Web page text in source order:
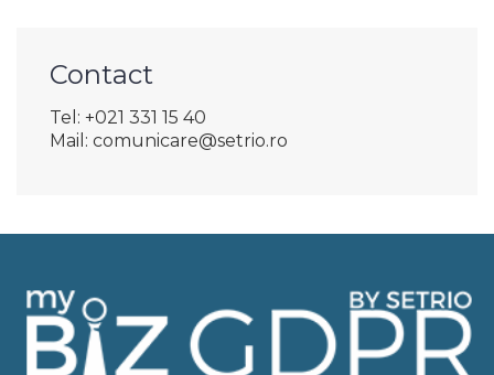
Contact
Tel: +021 331 15 40
Mail: comunicare@setrio.ro